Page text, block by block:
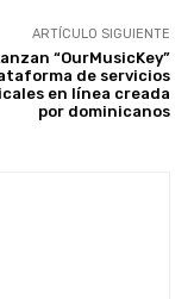
ARTÍCULO SIGUIENTE
“OurMusicKey”
de servicios
en línea creada
por dominicanos